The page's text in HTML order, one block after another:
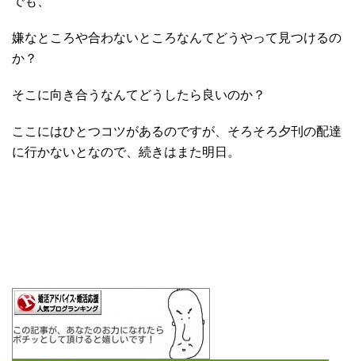
嫌なところや合わないところなんてどうやって見つけるの
か？
そこに向き合うなんてどうしたら良いのか？
ここにはひとつコツがあるのですが、そろそろ夕刊の配達
に行かないとなので、続きはまた明日。